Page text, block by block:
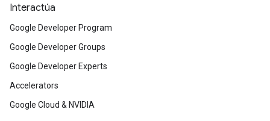
Interactúa
Google Developer Program
Google Developer Groups
Google Developer Experts
Accelerators
Google Cloud & NVIDIA